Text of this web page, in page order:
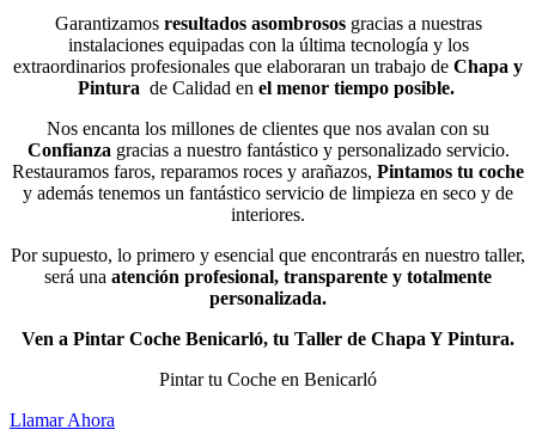
Garantizamos resultados asombrososgracias a nuestras
instalaciones equipadas con la última tecnología y los
extraordinarios profesionales que elaboraran un trabajo de Chapa y
Pintura de Calidad en el menor tiempo posible.
Nos encanta los millones de clientes que nos avalan con su
Confianza gracias a nuestro fantástico y personalizado servicio.
Restauramos faros, reparamos roces y arañazos, Pintamos tu coche
y además tenemos un fantástico servicio de limpieza en seco y de
interiores.
Por supuesto, lo primero y esencial que encontrarás en nuestro taller,
será una atención profesional, transparente y totalmente
personalizada.
Ven a Pintar Coche Benicarló, tu Taller de Chapa Y Pintura.
Pintar tu Coche en Benicarló
Llamar Ahora